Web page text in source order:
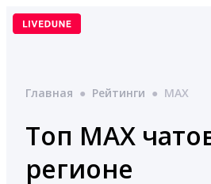
Перейти
Главная ● Рейтинги ● MAX
Топ MAX
регионе